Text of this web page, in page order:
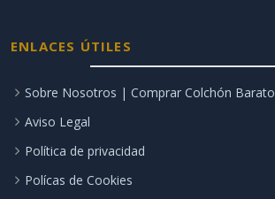
ENLACES ÚTILES
Sobre Nosotros | Comprar Colchón Barato
Aviso Legal
Política de privacidad
Polícas de Cookies